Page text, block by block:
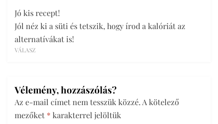
Jó kis recept!
Jól néz ki a süti és tetszik, hogy írod a kalóriát az
alternatívákat is!
VÁLASZ
Vélemény, hozzászólás?
Az e-mail címet nem tesszük közzé.A kötelező
mezőket * karakterrel jelöltük